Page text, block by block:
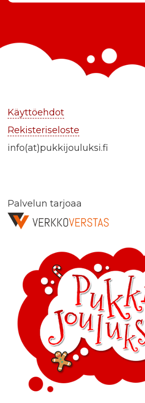
Käyttöehdot
Rekisteriseloste
info(at)pukkijouluksi.fi
Palvelun tarjoaa